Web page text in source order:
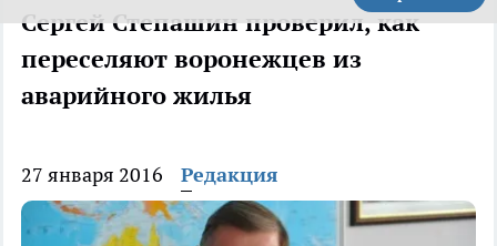
Сергей Степашин проверил, как
переселяют воронежцев из
аварийного жилья
27 января 2016 Редакция